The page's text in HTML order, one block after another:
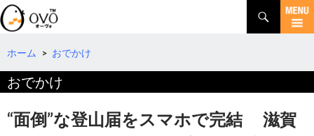
検
索
コ
テ
ツ
へ
移
ホーム > おでかけ
おでかけ
“面倒”な登山届をスマホで完結 滋賀